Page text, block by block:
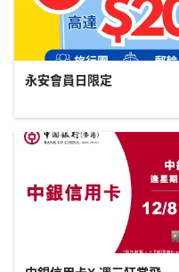
永安會員日限定